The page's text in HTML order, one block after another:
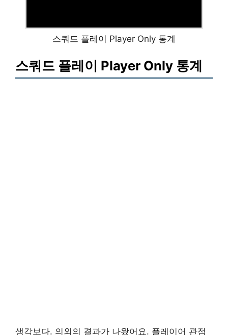
스쿼드 플레이 Player Only 통계
스쿼드 플레이 Player Only 통계
생각보다. 의외의 결과가 나왔어요. 플레이어 관점